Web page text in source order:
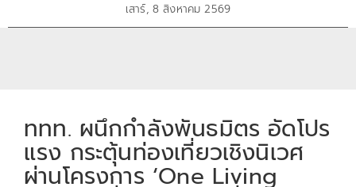
เสาร์, 8 สิงหาคม 2569
ททท. ผนึกกำลังพันธมิตร อัดโปร
แรง กระตุ้นท่องเที่ยวเชิงนิเวศ
ผ่านโครงการ ‘One Living